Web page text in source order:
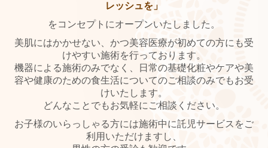
Instagram
問診票
ピアスの同意書
スタッフ募集
レッシュを」
をコンセプトにオープンいたしました。
美肌にはかかせない、かつ美容医療が初めての方にも受
けやすい施術を行っております。
機器による施術のみでなく、日常の基礎化粧やケアや美
容や健康のための食生活についてのご相談のみでもお受
けいたします。
どんなことでもお気軽にご相談ください。
お子様のいらっしゃる方には施術中に託児サービスをご
利用いただけますし、